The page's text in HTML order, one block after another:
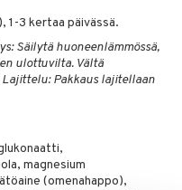
1-3 kertaa päivässä.
Säilytä huoneenlämmössä,
ulottuvilta. Vältä
Lajittelu: Pakkaus lajitellaan
magnesium
(omenahappo),